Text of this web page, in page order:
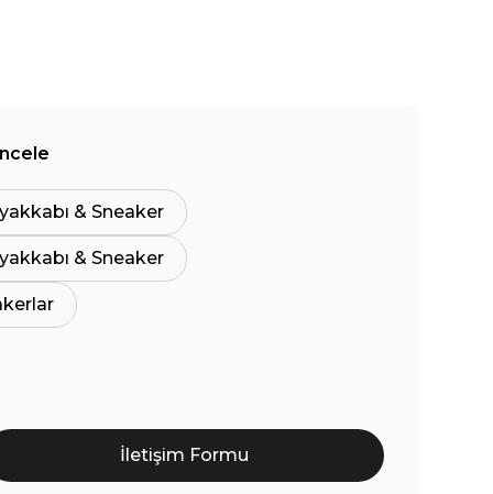
& Sneaker
& Sneaker
İletişim Formu